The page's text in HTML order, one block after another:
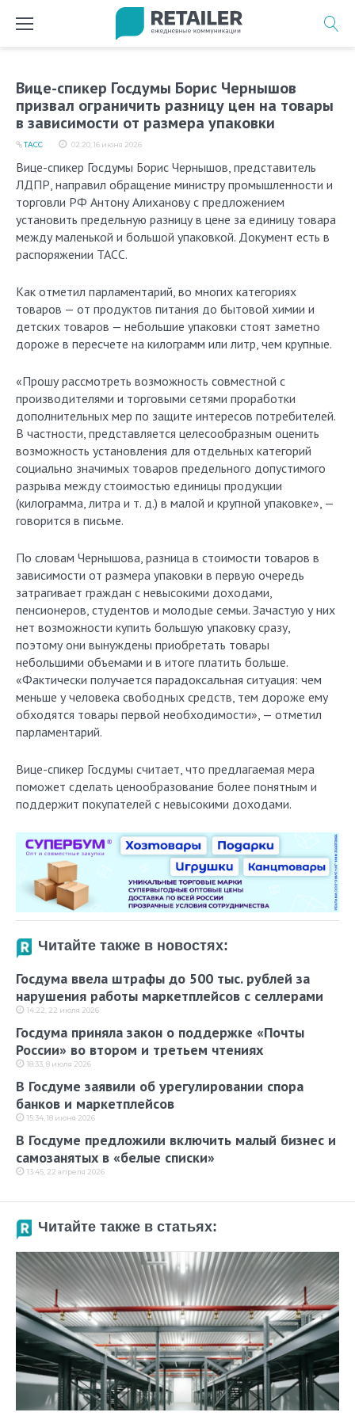
Вице-спикер Госдумы Борис Чернышов
призвал ограничить разницу цен на товары
в зависимости от размера упаковки
02:20, 16 июня 2026
ТАСС
Вице-спикер Госдумы Борис Чернышов, представитель
ЛДПР, направил обращение министру промышленности и
торговли РФ Антону Алиханову с предложением
установить предельную разницу в цене за единицу товара
между маленькой и большой упаковкой. Документ есть в
распоряжении ТАСС.
Как отметил парламентарий, во многих категориях
товаров — от продуктов питания до бытовой химии и
детских товаров — небольшие упаковки стоят заметно
дороже в пересчете на килограмм или литр, чем крупные.
«Прошу рассмотреть возможность совместной с
производителями и торговыми сетями проработки
дополнительных мер по защите интересов потребителей.
В частности, представляется целесообразным оценить
возможность установления для отдельных категорий
социально значимых товаров предельного допустимого
разрыва между стоимостью единицы продукции
(килограмма, литра и т. д.) в малой и крупной упаковке», —
говорится в письме.
По словам Чернышова, разница в стоимости товаров в
зависимости от размера упаковки в первую очередь
затрагивает граждан с невысокими доходами,
пенсионеров, студентов и молодые семьи. Зачастую у них
нет возможности купить большую упаковку сразу,
поэтому они вынуждены приобретать товары
небольшими объемами и в итоге платить больше.
«Фактически получается парадоксальная ситуация: чем
меньше у человека свободных средств, тем дороже ему
обходятся товары первой необходимости», — отметил
парламентарий.
Вице-спикер Госдумы считает, что предлагаемая мера
поможет сделать ценообразование более понятным и
поддержит покупателей с невысокими доходами.
Читайте также в новостях:
Госдума ввела штрафы до 500 тыс. рублей за
нарушения работы маркетплейсов с селлерами
14:22, 22 июля 2026
Госдума приняла закон о поддержке «Почты
России» во втором и третьем чтениях
18:33, 8 июля 2026
В Госдуме заявили об урегулировании спора
банков и маркетплейсов
15:34, 18 июня 2026
В Госдуме предложили включить малый бизнес и
самозанятых в «белые списки»
13:45, 22 апреля 2026
Читайте также в статьях: